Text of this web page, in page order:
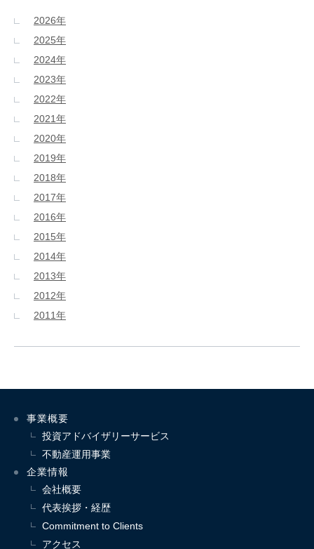
2026年
2025年
2024年
2023年
2022年
2021年
2020年
2019年
2018年
2017年
2016年
2015年
2014年
2013年
2012年
2011年
事業概要
投資アドバイザリーサービス
不動産運用事業
企業情報
会社概要
代表挨拶・経歴
Commitment to Clients
アクセス